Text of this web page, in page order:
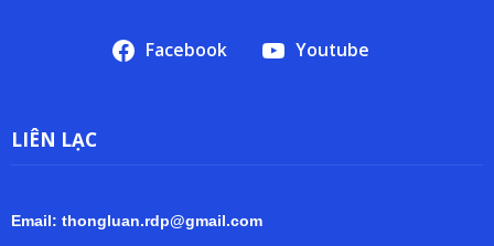
Facebook Youtube
LIÊN LẠC
Email: thongluan.rdp@gmail.com